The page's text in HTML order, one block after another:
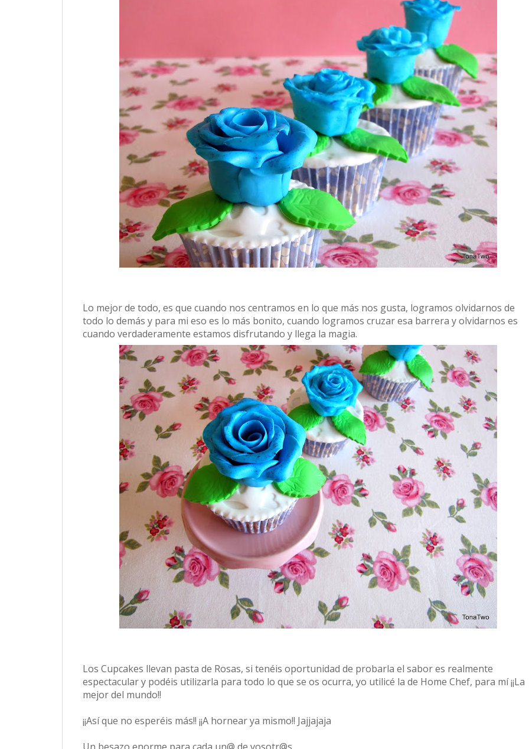
Lo mejor de todo, es que cuando nos centramos en lo que más nos gusta, logramos olvidarnos de
todo lo demás y para mi eso es lo más bonito, cuando logramos cruzar esa barrera y olvidarnos es
cuando verdaderamente estamos disfrutando y llega la magia.
Los Cupcakes llevan pasta de Rosas, si tenéis oportunidad de probarla el sabor es realmente
espectacular y podéis utilizarla para todo lo que se os ocurra, yo utilicé la de Home Chef, para mí ¡¡La
mejor del mundo!!
¡¡Así que no esperéis más!! ¡¡A hornear ya mismo!! Jajjajaja
Un besazo enorme para cada un@ de vosotr@s